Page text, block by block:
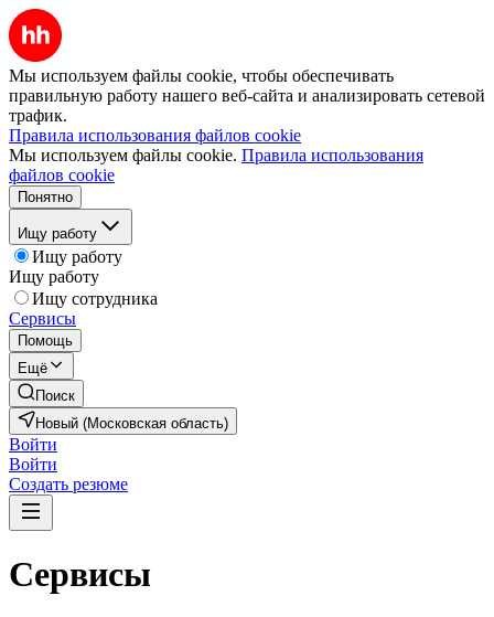
Мы используем файлы cookie, чтобы обеспечивать
правильную работу нашего веб-сайта и анализировать сетевой
трафик.
Правила использования файлов cookie
Мы используем файлы cookie. Правила использования
файлов cookie
Понятно
Ищу работу
Ищу работу
Ищу работу
Ищу сотрудника
Сервисы
Помощь
Ещё
Поиск
Новый (Московская область)
Войти
Войти
Создать резюме
Сервисы